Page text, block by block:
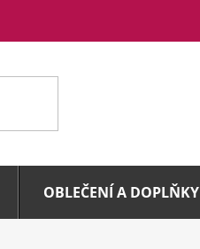
OBLEČENÍ A DOPLŇKY